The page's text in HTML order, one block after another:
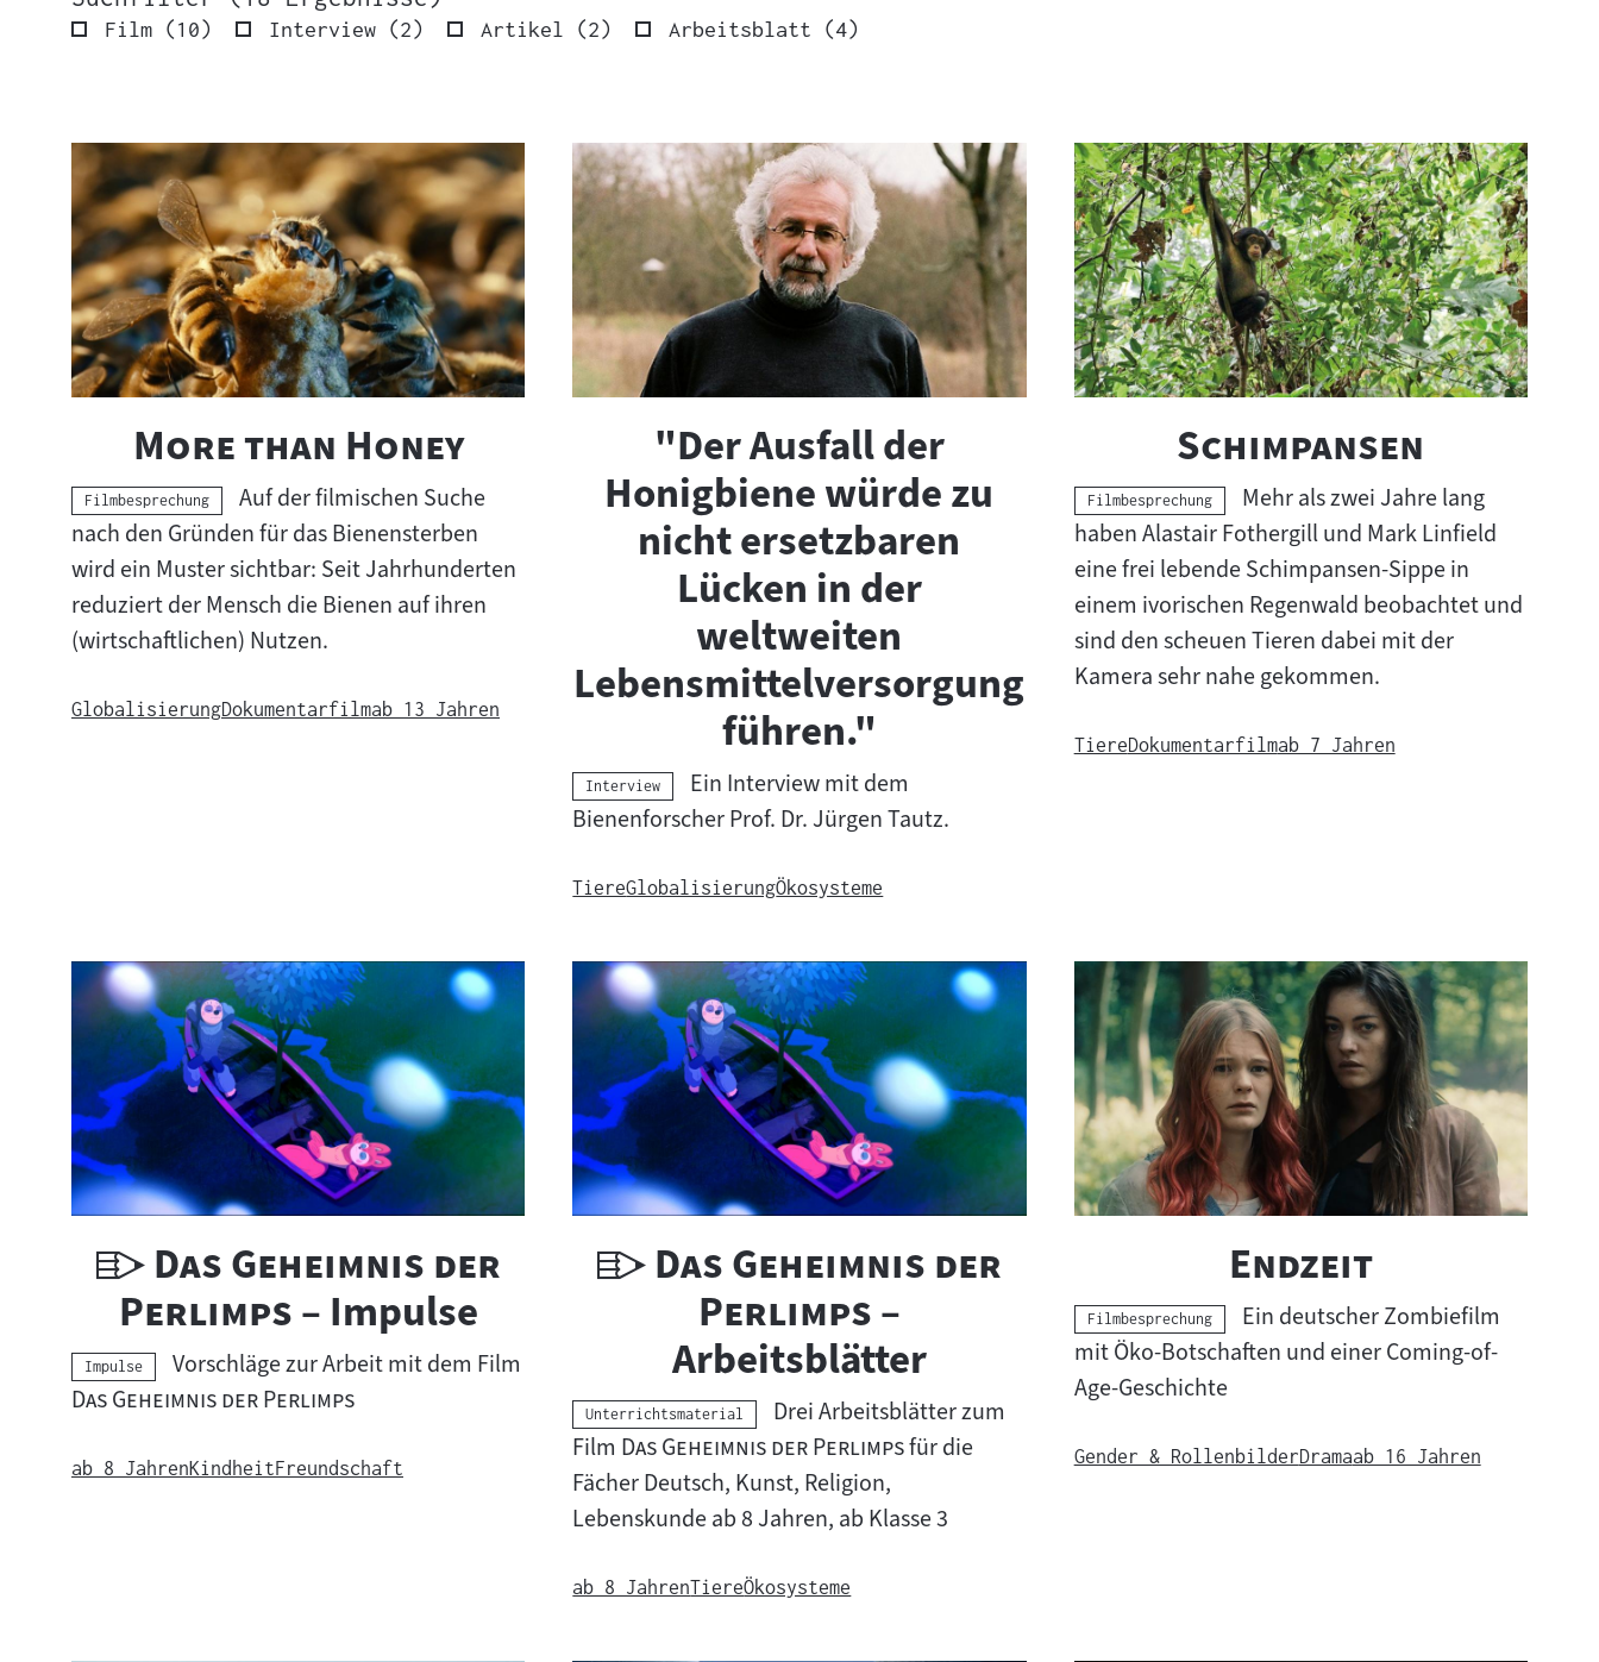
Film (10Ergebnisse
) Interview (2Ergebnisse
) Artikel (2Ergebnisse
) Arbeitsblatt (4Ergebnisse
)
wurden
gefunden.
S
u
c
h
e
r
g
e
b
n
i
s
s
e
"
More than Honey"
Kategorie:
Filmbesprechung
Auf der filmischen Suche
nach den Gründen für das Bienensterben
wird ein Muster sichtbar: Seit Jahrhunderten
reduziert der Mensch die Bienen auf ihren
(wirtschaftlichen) Nutzen.
GlobalisierungDokumentarfilmab 13 Jahren
"Der Ausfall der
Honigbiene würde zu
nicht ersetzbaren
Lücken in der
weltweiten
Lebensmittelversorgung
führen."
Kategorie:
Interview
Ein Interview mit dem
Bienenforscher Prof. Dr. Jürgen Tautz.
TiereGlobalisierungÖkosysteme
"
Schimpansen
Kategorie:
Filmbesprechung
Mehr als zwei Jahre lang
haben Alastair Fothergill und Mark Linfield
eine frei lebende Schimpansen-Sippe in
einem ivorischen Regenwald beobachtet und
sind den scheuen Tieren dabei mit der
Kamera sehr nahe gekommen.
TiereDokumentarfilmab 7 Jahren
U
n
t
e
r
"
Das Geheimnis der
Perlimps"– Impulse
Kategorie:
Impulse
Vorschläge zur Arbeit mit dem Film
"
Das Geheimnis der Perlimps"
ab 8 JahrenKindheitFreundschaft
U
e
r
r
c
"
Das Geheimnis der
Perlimps"
–
Arbeitsblätter
Kategorie:
Unterrichtsmaterial
Drei Arbeitsblätter zum
Film "
Das Geheimnis der Perlimps"für die
Fächer Deutsch, Kunst, Religion,
Lebenskunde ab 8 Jahren, ab Klasse 3
ab 8 JahrenTiereÖkosysteme
"
Endzeit"
Kategorie:
Filmbesprechung
Ein deutscher Zombiefilm
mit Öko-Botschaften und einer Coming-of-
Age-Geschichte
Gender & RollenbilderDramaab 16 Jahren